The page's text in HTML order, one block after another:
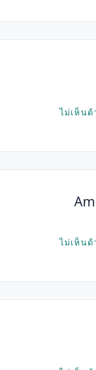
ไม่เห็นด้
ไม่เห็นด้